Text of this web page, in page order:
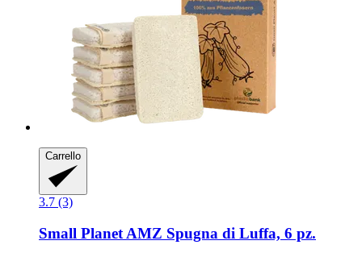
Carrello
3.7 (3)
Small Planet AMZ Spugna di Luffa, 6 pz.